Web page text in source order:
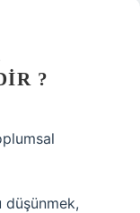
?
düşünmek,